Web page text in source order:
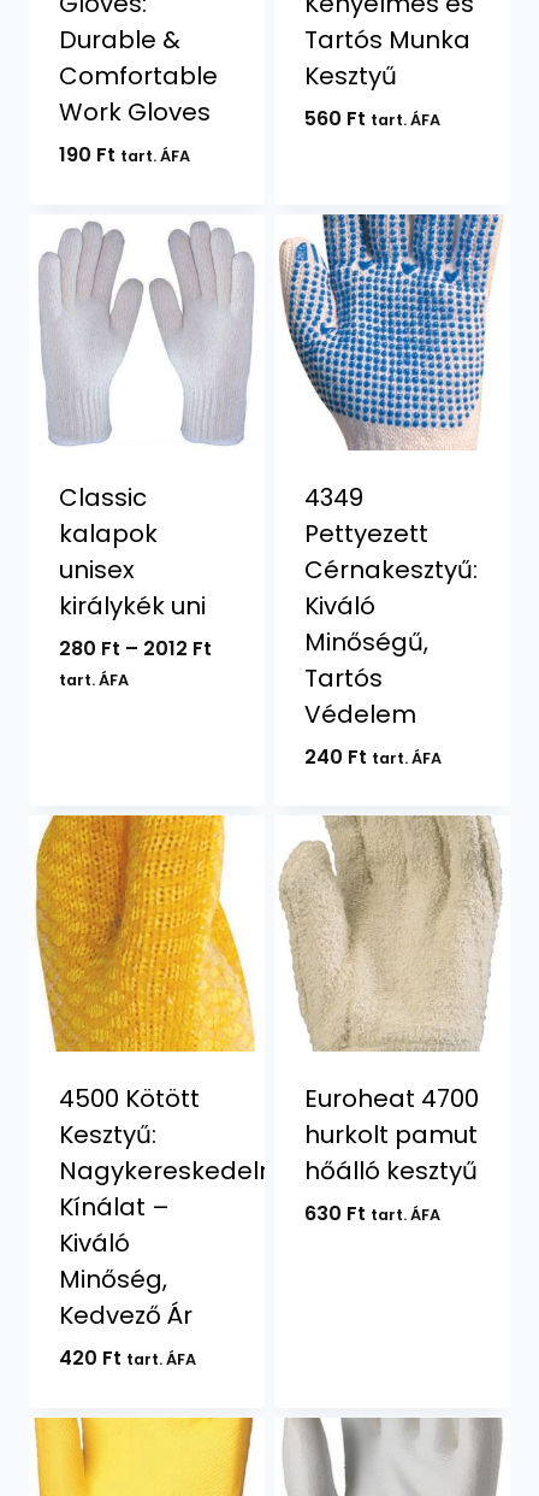
Durable &
Comfortable
Work Gloves
190 Ft tart. ÁFA
Tartós Munka
Kesztyű
560 Ft tart. ÁFA
Classic
kalapok
unisex
királykék uni
280 Ft – 2012 FtÁrtartomány:
tart. ÁFA
4349
Pettyezett
Cérnakesztyű:
Kiváló
Minőségű,
Tartós
Védelem
240 Ft tart. ÁFA
4500 Kötött
Kesztyű:
Nagykereskedelmi
Kínálat –
Kiváló
Minőség,
Kedvező Ár
420 Ft tart. ÁFA
Euroheat 4700
hurkolt pamut
hőálló kesztyű
630 Ft tart. ÁFA